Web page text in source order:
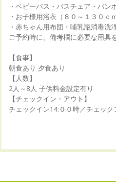
・ベビーバス・バスチェア・バン
・お子様用浴衣（８０～１３０ｃ
・赤ちゃん用布団・哺乳瓶消毒洗
ご予約時に、備考欄に必要な用具
【食事】
朝食あり 夕食あり
【人数】
2人～8人 子供料金設定有り
【チェックイン・アウト】
チェックイン14:００時／チェッ